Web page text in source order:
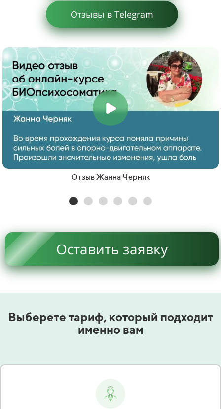
Отзывы в Telegram
Отзыв Жанна Черняк
Оставить заявку
Выберете тариф, который подходит
именно вам